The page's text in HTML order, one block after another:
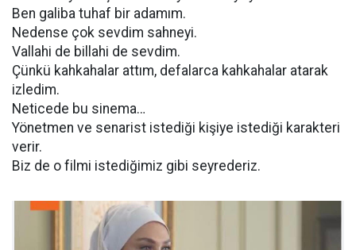
Ben galiba tuhaf bir adamım.
Nedense çok sevdim sahneyi.
Vallahi de billahi de sevdim.
Çünkü kahkahalar attım, defalarca kahkahalar atarak
izledim.
Neticede bu sinema…
Yönetmen ve senarist istediği kişiye istediği karakteri
verir.
Biz de o filmi istediğimiz gibi seyrederiz.